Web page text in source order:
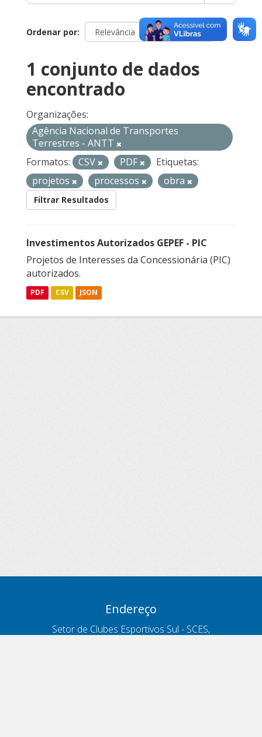
Ordenar por
1 conjunto de dados
encontrado
Organizações:
Agência Nacional de Transportes
Terrestres - ANTT
Formatos:
CSV PDF
Etiquetas:
projetos
processos obra
Filtrar Resultados
Investimentos Autorizados GEPEF - PIC
Projetos de Interesses da Concessionária (PIC)
autorizados.
PDF CSV JSON
Endereço
Setor de Clubes Esportivos Sul - SCES,